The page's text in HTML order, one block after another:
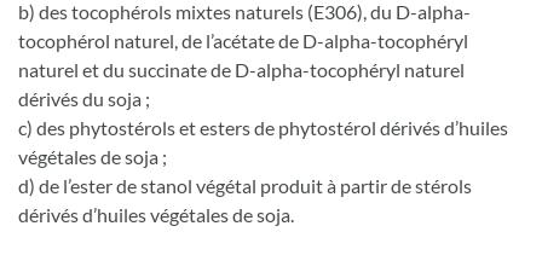
b) des tocophérols mixtes naturels (E306), du D-alpha-
tocophérol naturel, de l’acétate de D-alpha-tocophéryl
naturel et du succinate de D-alpha-tocophéryl naturel
dérivés du soja ;
c) des phytostérols et esters de phytostérol dérivés d’huiles
végétales de soja ;
d) de l’ester de stanol végétal produit à partir de stérols
dérivés d’huiles végétales de soja.